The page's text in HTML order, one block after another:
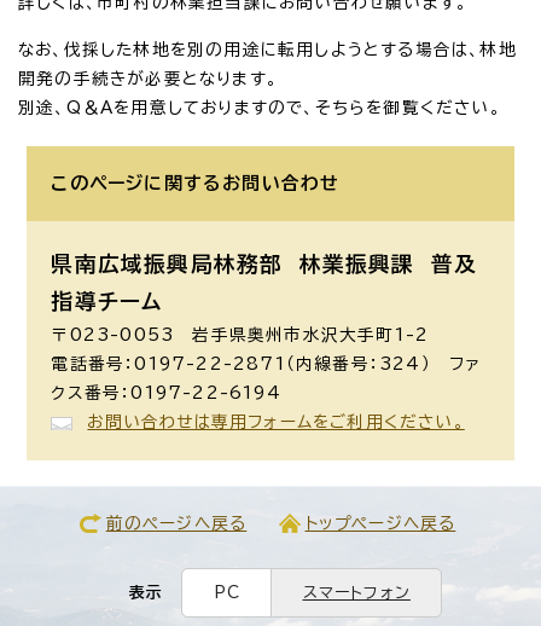
なお、伐採した林地を別の用途に転用しようとする場合は、林地
開発の手続きが必要となります。
別途、Q＆Aを用意しておりますので、そちらを御覧ください。
このページに関する お問い合わせ
県南広域振興局林務部 林業振興課
普及
指導チーム
〒023-0053 岩手県奥州市水沢大手町1-2
電話番号：0197-22-2871（内線番号：324） ファ
クス番号：0197-22-6194
お問い合わせは専用フォームをご利用ください。
前のページへ戻る トップページへ戻る
表示 PC スマートフォン